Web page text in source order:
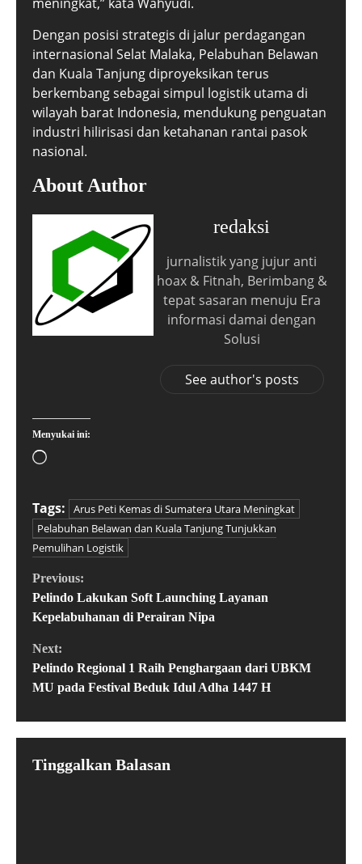
Dengan posisi strategis di jalur perdagangan
internasional Selat Malaka, Pelabuhan Belawan
dan Kuala Tanjung diproyeksikan terus
berkembang sebagai simpul logistik utama di
wilayah barat Indonesia, mendukung penguatan
industri hilirisasi dan ketahanan rantai pasok
nasional.
About Author
redaksi
jurnalistik yang jujur anti
hoax & Fitnah, Berimbang &
tepat sasaran menuju Era
informasi damai dengan
Solusi
See author's posts
Menyukai ini:
Tags:
Arus Peti Kemas di Sumatera Utara Meningkat
Pelabuhan Belawan dan Kuala Tanjung Tunjukkan
Pemulihan Logistik
Previous:
Pelindo Lakukan Soft Launching Layanan
Kepelabuhanan di Perairan Nipa
Next:
Pelindo Regional 1 Raih Penghargaan dari UBKM
MU pada Festival Beduk Idul Adha 1447 H
Tinggalkan Balasan